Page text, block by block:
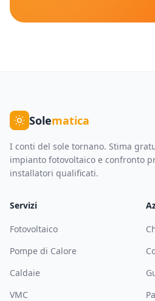
Solematica
I conti del sole tornano. Stima
impianto fotovoltaico e confronto
installatori qualificati.
Servizi
Fotovoltaico
Pompe di Calore
Caldaie
VMC